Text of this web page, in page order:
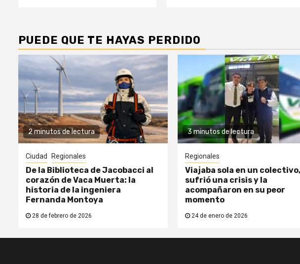
PUEDE QUE TE HAYAS PERDIDO
2 minutos de lectura
Ciudad Regionales
De la Biblioteca de Jacobacci al
corazón de Vaca Muerta: la
historia de la ingeniera
Fernanda Montoya
28 de febrero de 2026
3 minutos de lectura
Regionales
Viajaba sola en un colectivo,
sufrió una crisis y la
acompañaron en su peor
momento
24 de enero de 2026